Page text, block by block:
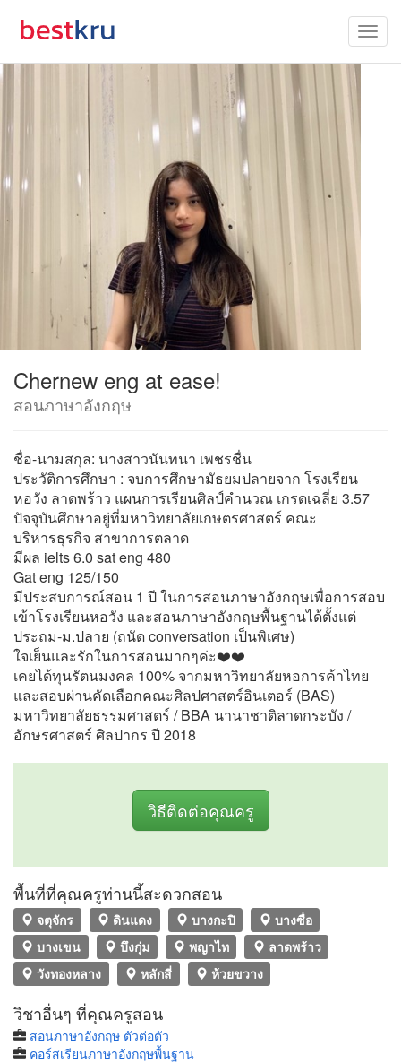
Chernew eng at ease!
สอนภาษาอังกฤษ
ชื่อ-นามสกุล: นางสาวนันทนา เพชรชื่น
ประวัติการศึกษา : จบการศึกษามัธยมปลายจาก โรงเรียน
หอวัง ลาดพร้าว แผนการเรียนศิลป์คำนวณ เกรดเฉลี่ย 3.57
ปัจจุบันศึกษาอยู่ที่มหาวิทยาลัยเกษตรศาสตร์ คณะ
บริหารธุรกิจ สาขาการตลาด
มีผล ielts 6.0 sat eng 480
Gat eng 125/150
มีประสบการณ์สอน 1 ปี ในการสอนภาษาอังกฤษเพื่อการสอบ
เข้าโรงเรียนหอวัง และสอนภาษาอังกฤษพื้นฐานได้ตั้งแต่
ประถม-ม.ปลาย (ถนัด conversation เป็นพิเศษ)
ใจเย็นและรักในการสอนมากๆค่ะ❤️❤️
เคยได้ทุนรัตนมงคล 100% จากมหาวิทยาลัยหอการค้าไทย
และสอบผ่านคัดเลือกคณะศิลปศาสตร์อินเตอร์ (BAS)
มหาวิทยาลัยธรรมศาสตร์ / BBA นานาชาติลาดกระบัง /
อักษรศาสตร์ ศิลปากร ปี 2018
วิธีติดต่อคุณครู
พื้นที่ที่คุณครูท่านนี้สะดวกสอน
จตุจักร ดินแดง บางกะปิ
บางซื่อ
บางเขน
บึงกุ่ม พญาไท
ลาดพร้าว
วังทองหลาง
หลักสี่ ห้วยขวาง
วิชาอื่นๆ ที่คุณครูสอน
สอนภาษาอังกฤษ ตัวต่อตัว
คอร์สเรียนภาษาอังกฤษพื้นฐาน